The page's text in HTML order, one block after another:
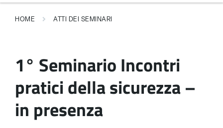
HOME ATTI DEI SEMINARI
1° Seminario Incontri
pratici della sicurezza –
in presenza